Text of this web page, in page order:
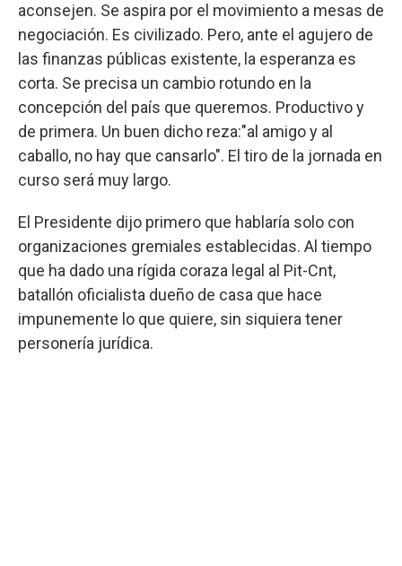
aconsejen. Se aspira por el movimiento a mesas de
negociación. Es civilizado. Pero, ante el agujero de
las finanzas públicas existente, la esperanza es
corta. Se precisa un cambio rotundo en la
concepción del país que queremos. Productivo y
de primera. Un buen dicho reza:"al amigo y al
caballo, no hay que cansarlo". El tiro de la jornada en
curso será muy largo.
El Presidente dijo primero que hablaría solo con
organizaciones gremiales establecidas. Al tiempo
que ha dado una rígida coraza legal al Pit-Cnt,
batallón oficialista dueño de casa que hace
impunemente lo que quiere, sin siquiera tener
personería jurídica.